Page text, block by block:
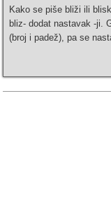
Kako se piše bliži ili
bliz- dodat nastavak -ji.
(broj i padež), pa se